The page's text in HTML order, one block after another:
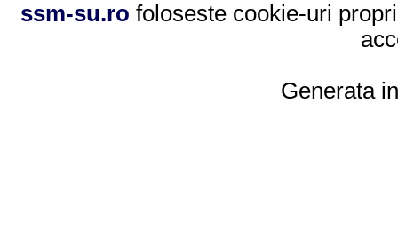
ssm-su.ro foloseste cookie-uri
Generata